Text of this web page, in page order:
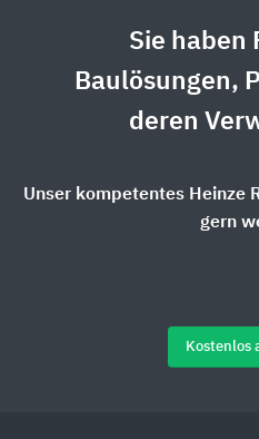
Sie haben
Baulösungen,
deren
Unser kompetentes Heinze
gern
Kostenlos